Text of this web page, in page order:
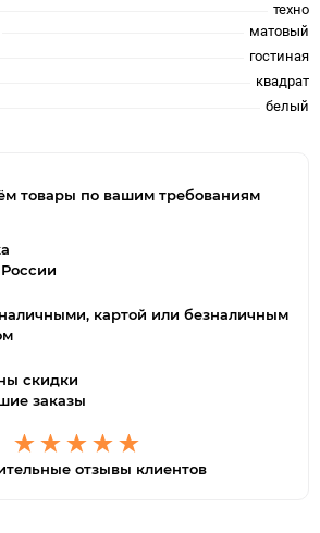
техно
матовый
гостиная
квадрат
белый
товары по вашим требованиям
картой или безналичным
скидки
заказы
отзывы клиентов